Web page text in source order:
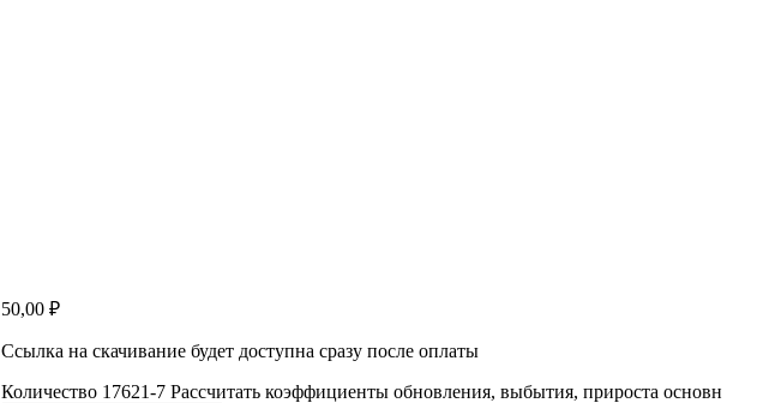
50,00 ₽
Ссылка на скачивание будет доступна сразу после оплаты
Количество 17621-7 Рассчитать коэффициенты обновления, выбытия, прироста основн